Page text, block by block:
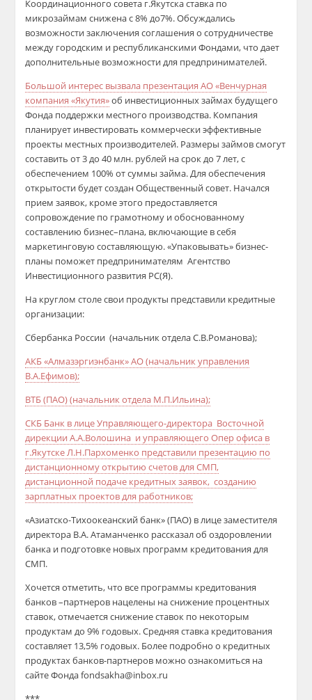
Координационного совета г.Якутска ставка по
микрозаймам снижена с 8% до7%. Обсуждались
возможности заключения соглашения о сотрудничестве
между городским и республиканскими Фондами, что дает
дополнительные возможности для предпринимателей.
Большой интерес вызвала презентация АО «Венчурная
компания «Якутия»об инвестиционных займах будущего
Фонда поддержки местного производства. Компания
планирует инвестировать коммерчески эффективные
проекты местных производителей. Размеры займов смогут
составить от 3 до 40 млн. рублей на срок до 7 лет, с
обеспечением 100% от суммы займа. Для обеспечения
открытости будет создан Общественный совет. Начался
прием заявок, кроме этого предоставляется
сопровождение по грамотному и обоснованному
составлению бизнес–плана, включающие в себя
маркетинговую составляющую. «Упаковывать» бизнес-
планы поможет предпринимателям Агентство
Инвестиционного развития РС(Я).
На круглом столе свои продукты представили кредитные
организации:
Сбербанка России (начальник отдела С.В.Романова);
АКБ «Алмазэргиэнбанк» АО (начальник управления
В.А.Ефимов);
ВТБ (ПАО) (начальник отдела М.П.Ильина);
СКБ Банк в лице Управляющего-директора Восточной
дирекции А.А.Волошина и управляющего Опер офиса в
г.Якутске Л.Н.Пархоменко представили презентацию по
дистанционному открытию счетов для СМП,
дистанционной подаче кредитных заявок, созданию
зарплатных проектов для работников;
«Азиатско-Тихоокеанский банк» (ПАО) в лице заместителя
директора В.А. Атаманченко рассказал об оздоровлении
банка и подготовке новых программ кредитования для
СМП.
Хочется отметить, что все программы кредитования
банков –партнеров нацелены на снижение процентных
ставок, отмечается снижение ставок по некоторым
продуктам до 9% годовых. Средняя ставка кредитования
составляет 13,5% годовых. Более подробно о кредитных
продуктах банков-партнеров можно ознакомиться на
сайте Фонда fondsakha@inbox.ru